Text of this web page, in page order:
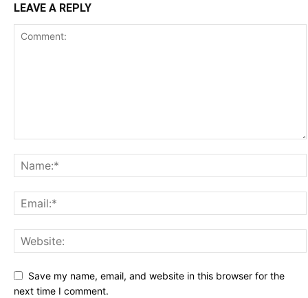
LEAVE A REPLY
Save my name, email, and website in this browser for the
next time I comment.